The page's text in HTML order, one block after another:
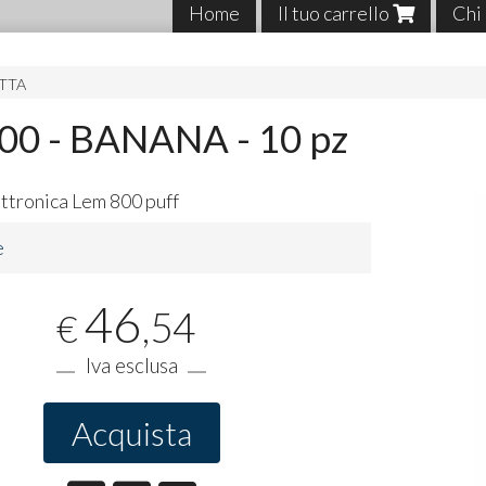
Home Il tuo carrello Chi
- BANANA - 10 pz
Lem 800 puff
€46,54
Iva esclusa
Acquista